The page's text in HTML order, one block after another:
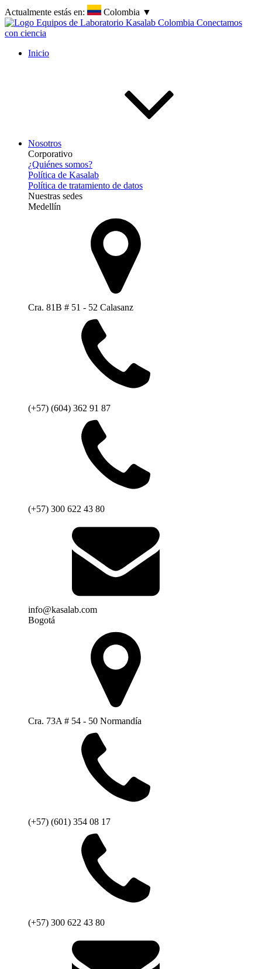
Actualmente estás en: Colombia ▼
Inicio
Nosotros
Corporativo
¿Quiénes somos?
Política de Kasalab
Política de tratamiento de datos
Nuestras sedes
Medellín
Cra. 81B # 51 - 52 Calasanz
(+57) (604) 362 91 87
(+57) 300 622 43 80
info@kasalab.com
Bogotá
Cra. 73A # 54 - 50 Normandía
(+57) (601) 354 08 17
(+57) 300 622 43 80